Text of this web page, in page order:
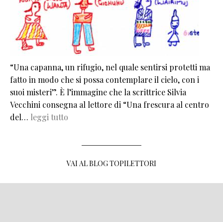
“Una capanna, un rifugio, nel quale sentirsi protetti ma
fatto in modo che si possa contemplare il cielo, con i
suoi misteri”. È l’immagine che la scrittrice Silvia
Vecchini consegna al lettore di “Una frescura al centro
del… leggi tutto
VAI AL BLOG TOPILETTORI